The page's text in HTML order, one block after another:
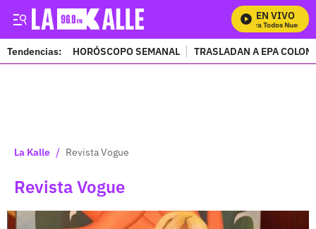
EN VIVO
Mira Todos Nuestros
Tendencias: HORÓSCOPO SEMANAL TRASLADAN A EPA
La Kalle / Revista Vogue
Revista Vogue